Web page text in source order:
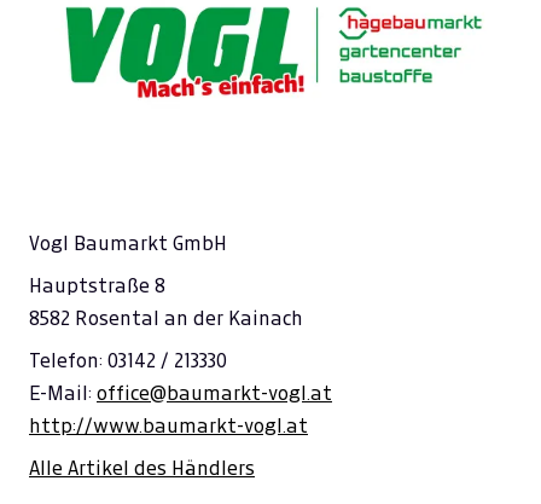
Vogl Baumarkt GmbH
Hauptstraße 8
8582 Rosental an der Kainach
Telefon: 03142 / 213330
E-Mail: office@baumarkt-vogl.at
http://www.baumarkt-vogl.at
Alle Artikel des Händlers